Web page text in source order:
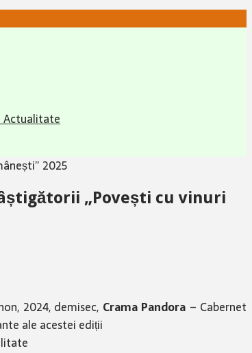
Actualitate
2025
„Povești cu vinuri
2024, demisec, Crama Pandora – Cabernet
ale acestei ediții